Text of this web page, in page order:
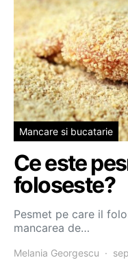
Mancare si bucatarie
Ce este
foloseste?
Pesmet pe care il
mancarea de…
Melania Georgescu